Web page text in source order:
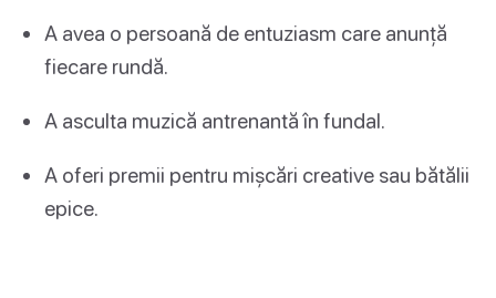
A avea o persoană de entuziasm care anunță
fiecare rundă.
A asculta muzică antrenantă în fundal.
A oferi premii pentru mișcări creative sau bătălii
epice.